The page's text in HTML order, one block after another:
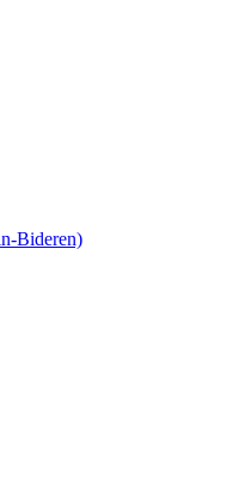
Bideren)